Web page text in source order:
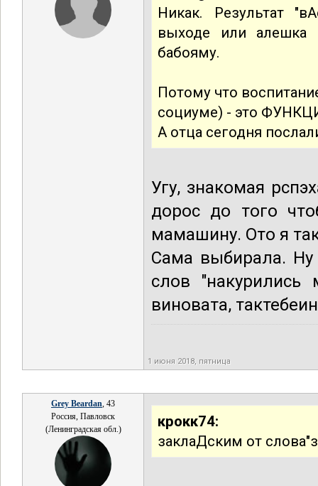
Никак. Результат
выходе или алешка
бабояму.
Потому что
социуме) - это
А отца сегодня
Угу, знакомая
дорос до того
мамашину. Ото я
Сама выбирала.
слов
виновата,
1 июня 2018, пятница
Grey Beardan, 43
Россия, Павловск
(Ленинградская обл.)
крокк74:
заклаДским от